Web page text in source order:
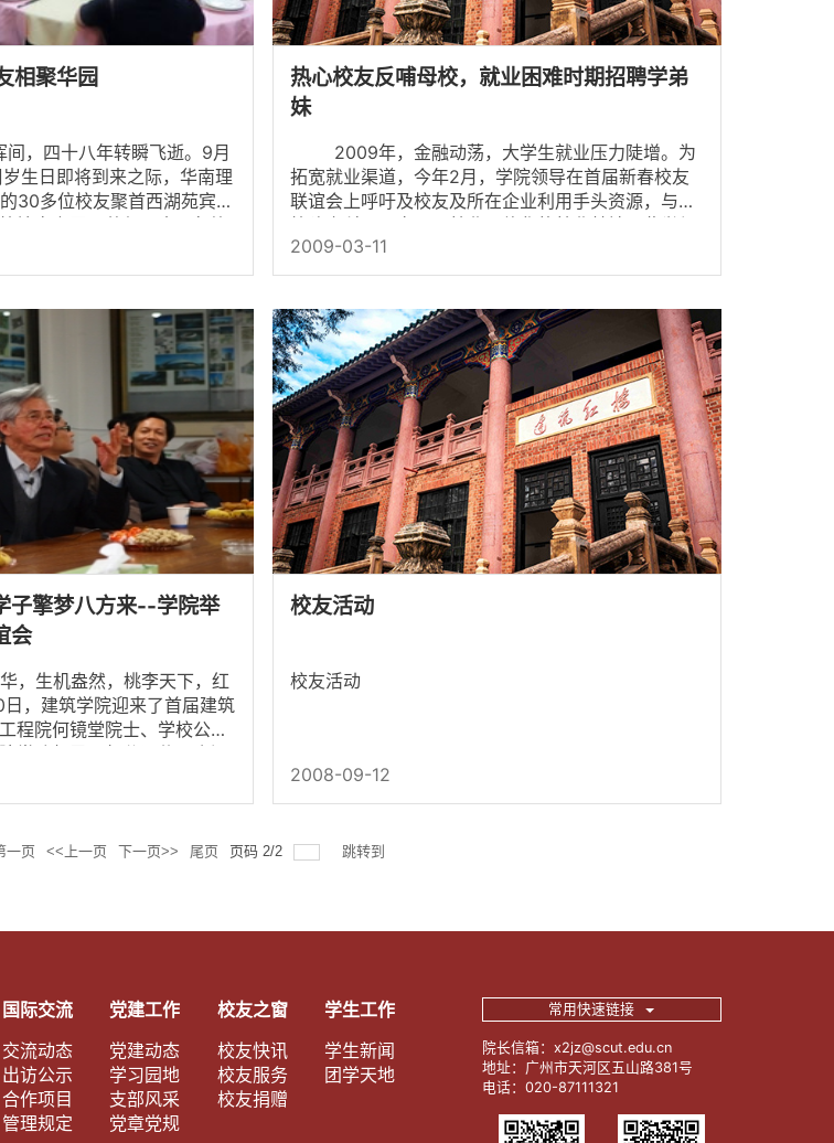
相聚华园
四十八年转瞬飞逝。9月
生日即将到来之际，华南理
30多位校友聚首西湖苑宾
热心校友反哺母校，就业困难时期招聘学弟
妹
2009年，金融动荡，大学生就业压力陡增。为
拓宽就业渠道，今年2月，学院领导在首届新春校友
联谊会上呼吁及校友及所在企业利用手头资源，与母
到了广大校友的积极响...
2009-03-11
子擎梦八方来--学院举
会
生机盎然，桃李天下，红
，建筑学院迎来了首届建筑
程院何镜堂院士、学校公共
的30多位...
校友活动
校友活动
2008-09-12
一页 <<上一页 下一页>> 尾页 页码 2/2 跳转到
国际交流
交流动态
出访公示
合作项目
管理规定
党建工作
党建动态
学习园地
支部风采
党章党规
校友之窗
校友快讯
校友服务
校友捐赠
学生工作
学生新闻
团学天地
常用快速链接
院长信箱：x2jz@scut.edu.cn
地址：广州市天河区五山路381号
电话：020-87111321